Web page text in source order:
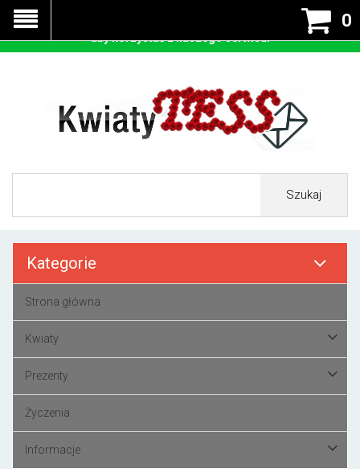
0
Szukaj
Kategorie
Strona główna
Kwiaty
Prezenty
Życzenia
Informacje
Nasza strona korzysta z cookies - czyli tzw ciastek w celu
prawidłowego działania. Zaakceptuj przyjmowanie cookies
aby korzystać z naszego serwisu.